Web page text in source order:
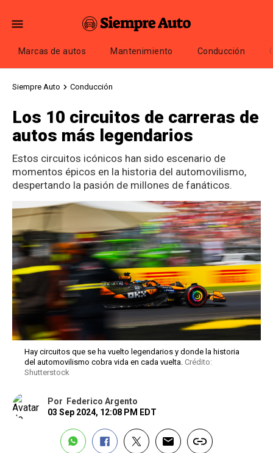
Marcas de autos Mantenimiento Conducción
Siempre Auto Conducción
Los 10 circuitos de carreras de
autos más legendarios
Estos circuitos icónicos han sido escenario de
momentos épicos en la historia del automovilismo,
despertando la pasión de millones de fanáticos.
Hay circuitos que se ha vuelto legendarios y donde la historia
del automovilismo cobra vida en cada vuelta. Crédito:
Shutterstock
Por
Federico Argento
03 Sep 2024, 12:08 PM EDT